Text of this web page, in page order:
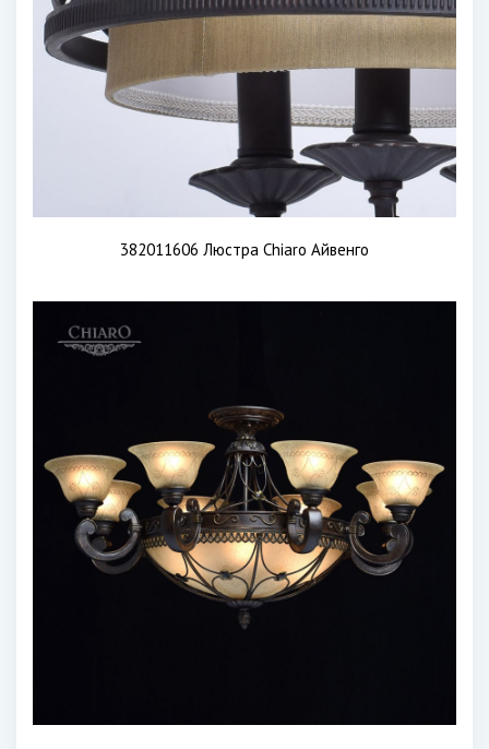
382011606 Люстра Chiaro Айвенго